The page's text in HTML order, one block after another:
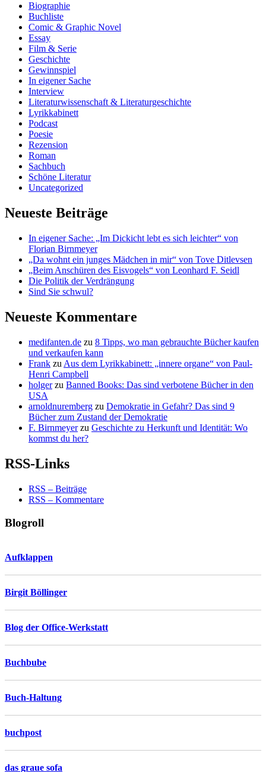
Biographie
Buchliste
Comic & Graphic Novel
Essay
Film & Serie
Geschichte
Gewinnspiel
In eigener Sache
Interview
Literaturwissenschaft & Literaturgeschichte
Lyrikkabinett
Podcast
Poesie
Rezension
Roman
Sachbuch
Schöne Literatur
Uncategorized
Neueste Beiträge
In eigener Sache: „Im Dickicht lebt es sich leichter“ von
Florian Birnmeyer
„Da wohnt ein junges Mädchen in mir“ von Tove Ditlevsen
„Beim Anschüren des Eisvogels“ von Leonhard F. Seidl
Die Politik der Verdrängung
Sind Sie schwul?
Neueste Kommentare
medifanten.de zu 8 Tipps, wo man gebrauchte Bücher kaufen
und verkaufen kann
Frank zu Aus dem Lyrikkabinett: „innere organe“ von Paul-
Henri Campbell
holgerzu Banned Books: Das sind verbotene Bücher in den
USA
arnoldnuremberg zu Demokratie in Gefahr? Das sind 9
Bücher zum Zustand der Demokratie
F. Birnmeyerzu Geschichte zu Herkunft und Identität: Wo
kommst du her?
RSS-Links
RSS – Beiträge
RSS – Kommentare
Blogroll
Aufklappen
Birgit Böllinger
Blog der Office-Werkstatt
Buchbube
Buch-Haltung
buchpost
das graue sofa